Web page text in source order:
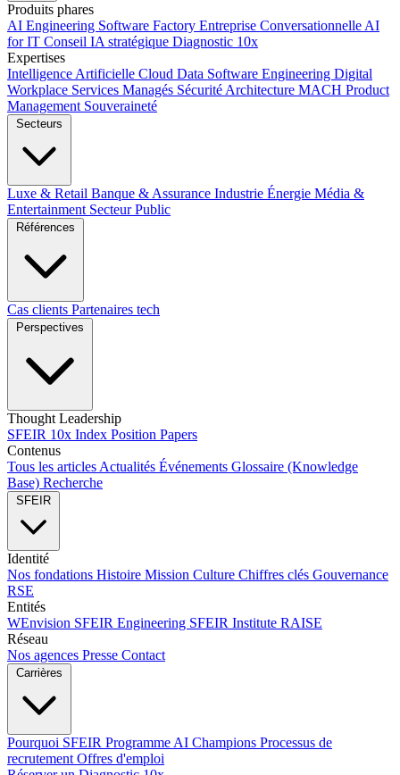
Produits phares
AI Engineering Software Factory Entreprise Conversationnelle AI
for IT Conseil IA stratégique Diagnostic 10x
Expertises
Intelligence Artificielle Cloud Data Software Engineering Digital
Workplace Services Managés Sécurité Architecture MACH Product
Management Souveraineté
Secteurs
Luxe & Retail Banque & Assurance Industrie Énergie Média &
Entertainment Secteur Public
Références
Cas clients Partenaires tech
Perspectives
Thought Leadership
SFEIR 10x Index Position Papers
Contenus
Tous les articles Actualités Événements Glossaire (Knowledge
Base) Recherche
SFEIR
Identité
Nos fondations Histoire Mission Culture Chiffres clés Gouvernance
RSE
Entités
WEnvision SFEIR Engineering SFEIR Institute RAISE
Réseau
Nos agences Presse Contact
Carrières
Pourquoi SFEIR Programme AI Champions Processus de
recrutement Offres d'emploi